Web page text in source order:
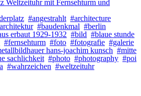
Weltzeituhr mit Fernsehturm und
#angestrahlt #architecture
#baudenkmal #berlin
erbaut 1929-1932 #bild #blaue stunde
#fernsehturm #foto #fotografie #galerie
hans-joachim kunsch #mitte
sachlichkeit #photo #photography #poi
#wahrzeichen #weltzeituhr